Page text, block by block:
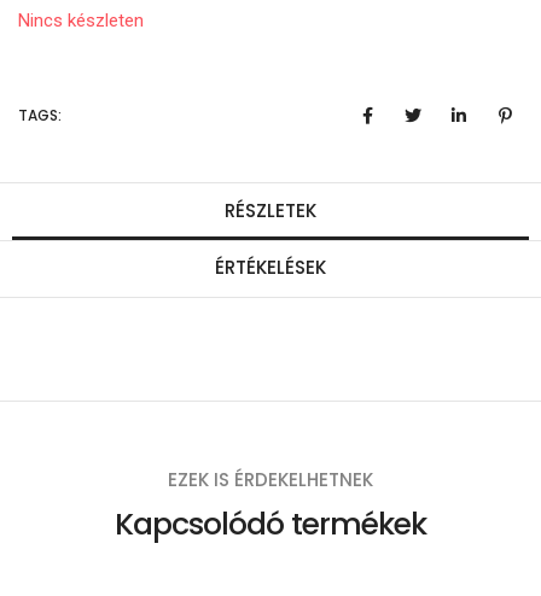
Nincs készleten
TAGS:
RÉSZLETEK
ÉRTÉKELÉSEK
EZEK IS ÉRDEKELHETNEK
Kapcsolódó termékek